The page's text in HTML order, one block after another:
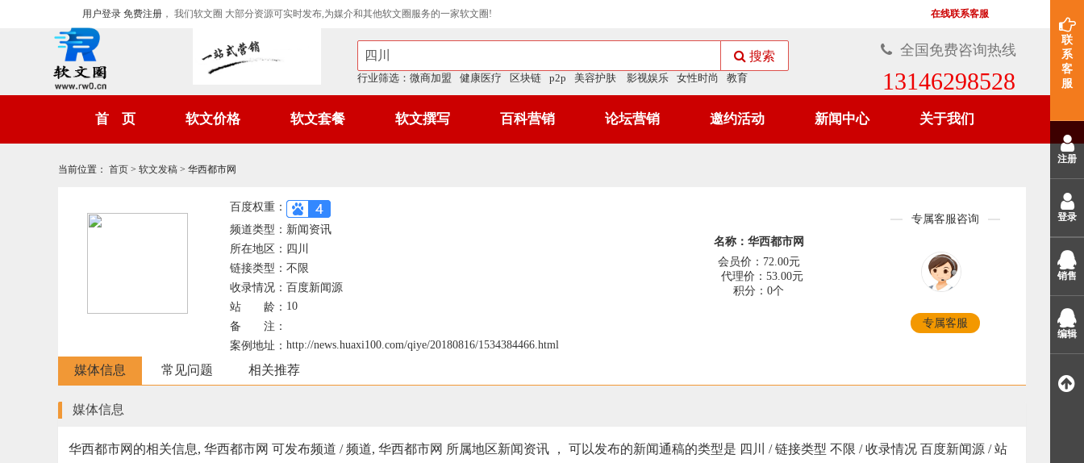
用户登录 免费注册 ， 我们软文圈 大部分资源可实时发布,为媒介和其他软文圈服务的一家软文圈! 在线联系客服
搜索
行业筛选： 微商加盟 健康医疗 区块链 p2p 美容护肤 影视娱乐 女性时尚 教育
全国免费咨询热线
13146298528
首 页 软文价格 软文套餐 软文撰写 百科营销 论坛营销 邀约活动 新闻中心 关于我们
当前位置 ： 首页 > 软文发稿 > 华西都市网
百度权重：
频道类型： 新闻资讯
所在地区： 四川
链接类型：不限
收录情况：百度新闻源
站 龄： 10
备 注：
案例地址：http://news.huaxi100.com/qiye/20180816/1534384466.html
名称：华西都市网
会员价：72.00元
代理价：53.00元
积分：0个
专属客服咨询
专属客服
媒体信息 常见问题 相关推荐
媒体信息
华西都市网的相关信息, 华西都市网 可发布频道 / 频道, 华西都市网 所属地区新闻资讯 ， 可以发布的新闻通稿的类型是 四川 / 链接类型 不限 / 收录情况 百度新闻源 / 站
联
系
客
服
注册
登录
销售
编辑